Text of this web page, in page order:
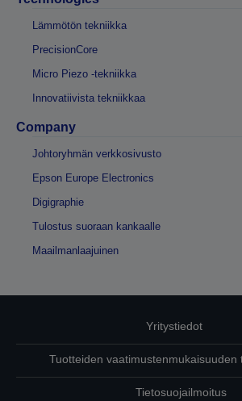
Lämmötön tekniikka
PrecisionCore
Micro Piezo -tekniikka
Innovatiivista tekniikkaa
Company
Johtoryhmän verkkosivusto
Epson Europe Electronics
Digigraphie
Tulostus suoraan kankaalle
Maailmanlaajuinen
Yritystiedot
Tuotteiden vaatimustenmukaisuuden
Tietosuojailmoitus